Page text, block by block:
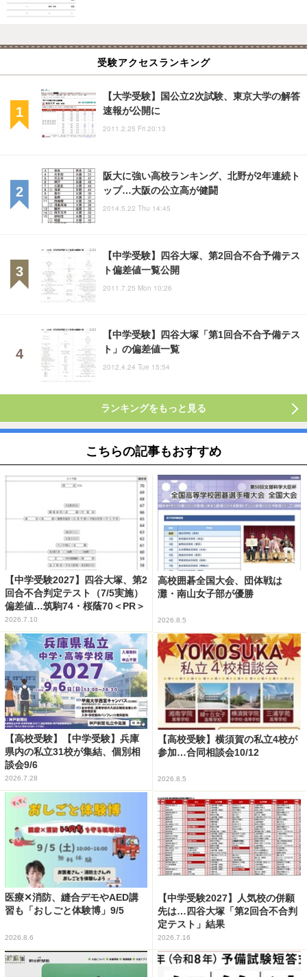
受験アクセスランキング
【大学受験】国公立2次試験、東京大学の解答
速報が公開に
2011.2.25 Fri 20:13
阪大に強い高校ランキング、北野が2年連続ト
ップ…大阪の公立高が健闘
2014.5.22 Thu 14:45
【中学受験】四谷大塚、第2回合不合予備テス
ト偏差値一覧公開
2011.7.25 Mon 10:26
【中学受験】四谷大塚「第1回合不合予備テス
ト」の偏差値一覧
2012.4.24 Tue 15:54
ランキングをもっと見る
こちらの記事もおすすめ
【中学受験2027】四谷大塚、第2
回合不合判定テスト（7/5実施）
偏差値…筑駒74・桜蔭70＜PR＞
2026.7.10
高校囲碁全国大会、団体戦は
灘・南山女子部が優勝
2026.8.5
【高校受験】【中学受験】兵庫
県内の私立31校が集結、個別相
談会9/6
2026.7.28
【高校受験】横須賀の私立4校が
参加…合同相談会10/12
2026.8.5
医療✕消防、縫合デモやAED講
習も「おしごと体験博」9/5
2026.8.6
【中学受験2027】人気校の併願
先は…四谷大塚「第2回合不合判
定テスト」結果
2026.7.16